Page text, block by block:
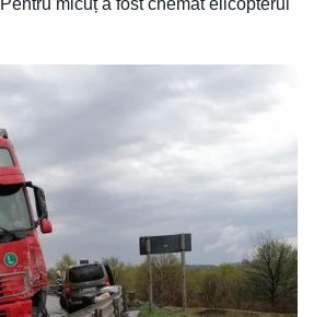
micuț a fost chemat elicopterul